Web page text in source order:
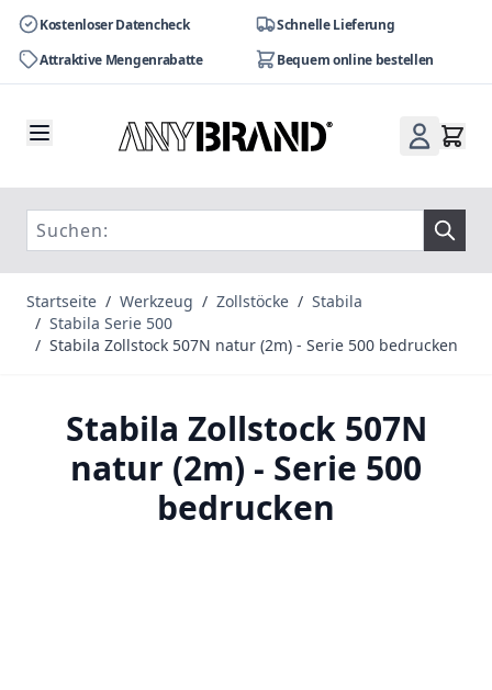
Kostenloser Datencheck
Schnelle Lieferung
Attraktive Mengenrabatte
Bequem online bestellen
Startseite / Werkzeug / Zollstöcke / Stabila
/ Stabila Serie 500
/ Stabila Zollstock 507N natur (2m) - Serie 500 bedrucken
Stabila Zollstock 507N
natur (2m) - Serie 500
bedrucken